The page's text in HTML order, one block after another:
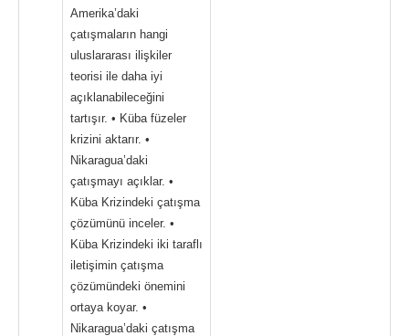
Amerika’daki
çatışmaların hangi
uluslararası ilişkiler
teorisi ile daha iyi
açıklanabileceğini
tartışır. • Küba füzeler
krizini aktarır. •
Nikaragua’daki
çatışmayı açıklar. •
Küba Krizindeki çatışma
çözümünü inceler. •
Küba Krizindeki iki taraflı
iletişimin çatışma
çözümündeki önemini
ortaya koyar. •
Nikaragua’daki çatışma